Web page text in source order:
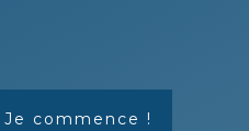
Je commence !